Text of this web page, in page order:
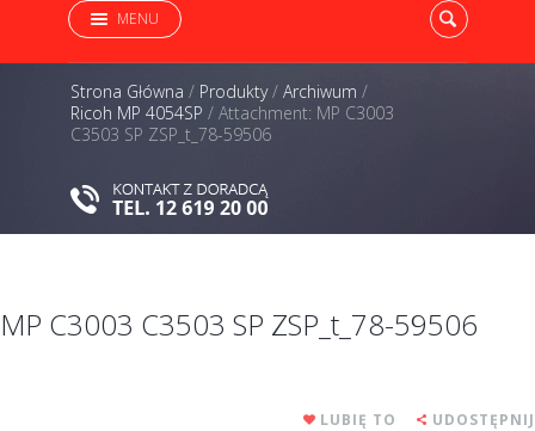
MENU
Strona Główna / Produkty/ Archiwum /
Ricoh MP 4054SP / Attachment: MP C3003
C3503 SP ZSP_t_78-59506
MP C3003 C3503 SP ZSP_t_78-59506
LUBIĘ TO UDOSTĘPNIJ